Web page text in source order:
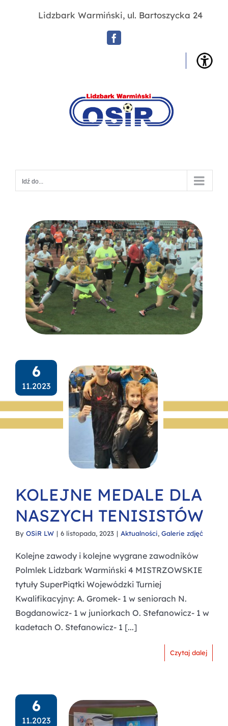
Lidzbark Warmiński, ul. Bartoszycka 24
Facebook
Idź do...
6
11.2023
KOLEJNE MEDALE DLA
NASZYCH TENISISTÓW
By OSiR LW | 6 listopada, 2023 | Aktualności, Galerie zdjęć
Kolejne zawody i kolejne wygrane zawodników
Polmlek Lidzbark Warmiński 4 MISTRZOWSKIE
tytuły SuperPiątki Wojewódzki Turniej
Kwalifikacyjny: A. Gromek- 1 w seniorach N.
Bogdanowicz- 1 w juniorkach O. Stefanowicz- 1 w
kadetach O. Stefanowicz- 1 [...]
Czytaj dalej
6
11.2023